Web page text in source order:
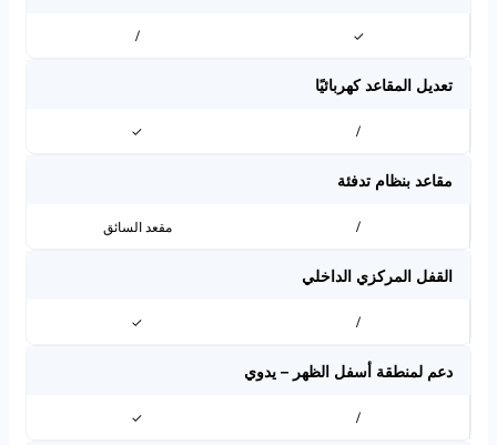
✓
/
تعديل المقاعد كهربائيًا
/
✓
مقاعد بنظام تدفئة
/ مقعد السائق
القفل المركزي الداخلي
/
✓
دعم لمنطقة أسفل الظهر – يدوي
/
✓